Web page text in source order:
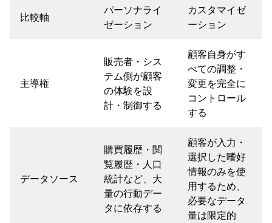
比較軸
パーソナライ
ゼーション
カスタマイゼ
ーション
主導権
販売者・シス
テム側が顧客
の体験を設
計・制御する
顧客自身がす
べての調整・
変更を完全に
コントロール
する
データソース
購買履歴・閲
覧履歴・人口
統計など、大
量の行動デー
タに依存する
顧客が入力・
選択した嗜好
情報のみを使
用するため、
必要なデータ
量は限定的